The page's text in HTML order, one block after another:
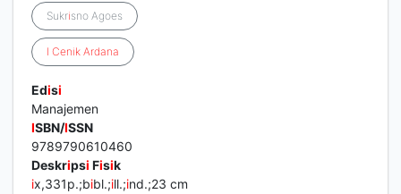
Sukrisno Agoes
I Cenik Ardana
Edisi
Manajemen
ISBN/ISSN
9789790610460
Deskripsi Fisik
ix,331p.;bibl.;ill.;ind.;23 cm